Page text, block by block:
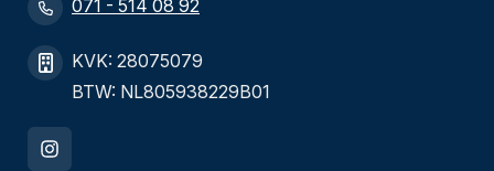
071 - 514 08 92
KVK: 28075079
BTW: NL805938229B01